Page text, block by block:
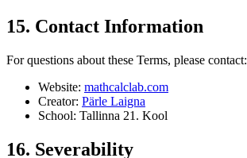
15. Contact Information
For questions about these Terms, please contact:
Website: mathcalclab.com
Creator: Pärle Laigna
School: Tallinna 21. Kool
16. Severability